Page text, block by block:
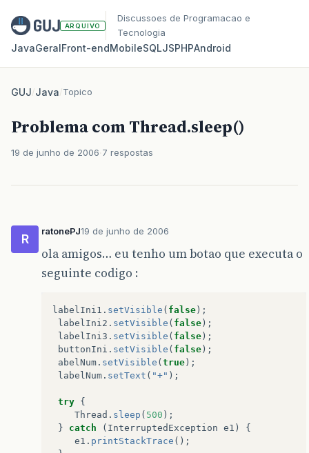
ARQUIVO
Discussoes de Programacao e
Tecnologia
JavaGeralFront‑endMobileSQLJSPHPAndroid
GUJ/Java/Topico
Problema com Thread.sleep()
19 de junho de 2006 7 respostas
R
ratonePJ19 de junho de 2006
ola amigos… eu tenho um botao que executa o
seguinte codigo :
labelIni1 . setVisible ( false );
labelIni2 . setVisible ( false );
labelIni3 . setVisible ( false );
buttonIni . setVisible ( false );
abelNum . setVisible ( true );
labelNum . setText ( "+" );
try {
Thread . sleep ( 500 );
}
catch ( InterruptedException e1 )
{
e1 . printStackTrace ();